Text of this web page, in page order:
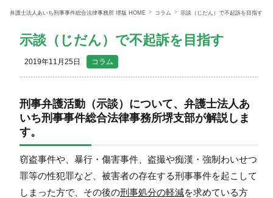
弁護士法人あいち刑事事件総合法律事務所 堺版 HOME コラム 示談（じだん）で不起訴を目指す
示談（じだん）で不起訴を目指す
2019年11月25日 コラム
刑事弁護活動（示談）について、弁護士法人あ
いち刑事事件総合法律事務所堺支部が解説しま
す。
窃盗事件や、暴行・傷害事件、盗撮や痴漢・強制わいせつ
罪等の性犯罪など、被害者の存在する刑事事件を起こして
しまった方で、その後の刑事処分の軽減を求めている方